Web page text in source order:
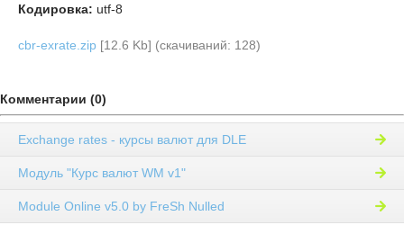
Кодировка: utf-8
cbr-exrate.zip [12.6 Kb] (cкачиваний: 128)
Комментарии (0)
Exchange rates - курсы валют для DLE
Модуль "Курс валют WM v1"
Module Online v5.0 by FreSh Nulled